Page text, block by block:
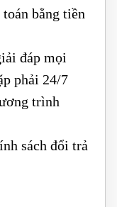
bằng tiền
đáp mọi
phải 24/7
trình
sách đổi trả